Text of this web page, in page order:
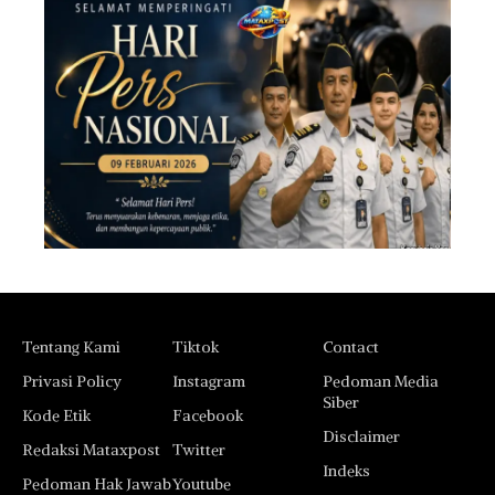
Tentang Kami
Privasi Policy
Kode Etik
Redaksi Mataxpost
Pedoman Hak Jawab
Tiktok
Instagram
Facebook
Twitter
Youtube
Contact
Pedoman Media
Siber
Disclaimer
Indeks